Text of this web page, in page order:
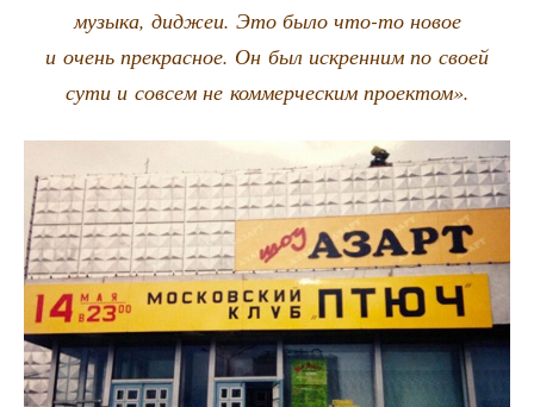
музы­ка, диджеи. Это было что-то новое
и очень пре­крас­ное. Он был искрен­ним по сво­ей
сути и совсем не ком­мер­че­ским проектом».